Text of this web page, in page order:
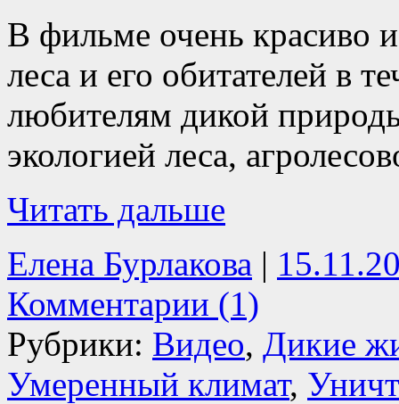
В фильме очень красиво
леса и его обитателей в
любителям дикой
экологией леса,
Читать дальше
Елена Бурлакова |
Комментарии (1)
Рубрики: Видео, Дикие
Умеренный климат,